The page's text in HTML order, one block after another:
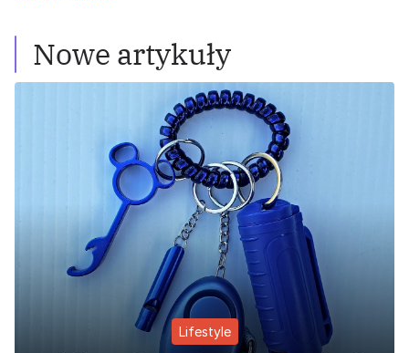
Nowe artykuły
Lifestyle